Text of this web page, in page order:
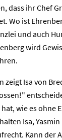
dass ihr Chef
Wo ist
und auch
wird
zeigt Isa von
wie es ohne
Isa,
Kann der